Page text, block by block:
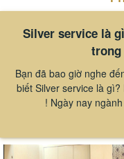
Silver service là
trong
Bạn đã bao giờ nghe
biết Silver service là
! Ngày nay